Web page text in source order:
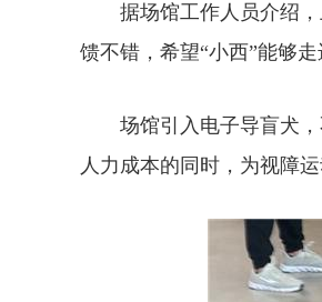
据场馆工作人员介绍，
馈不错，希望“小西”能够
场馆引入电子导盲犬，
人力成本的同时，为视障